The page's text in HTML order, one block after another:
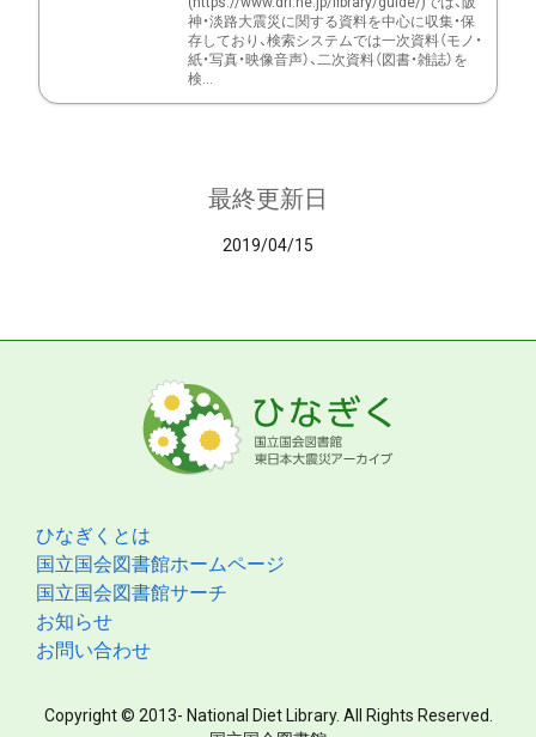
神・淡路大震災に関する資料を中心に収集・保
存しており、検索システムでは一次資料（モノ・
紙・写真・映像音声）、二次資料（図書・雑誌）を
検...
最終更新日
2019/04/15
ひなぎくとは
国立国会図書館ホームページ
国立国会図書館サーチ
お知らせ
お問い合わせ
Copyright © 2013- National Diet Library. All Rights Reserved.